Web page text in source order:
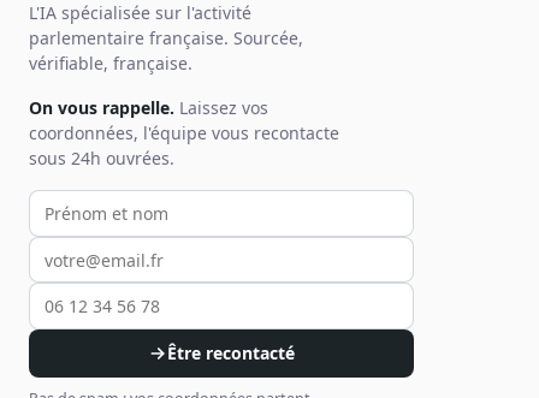
L'IA spécialisée sur l'activité
parlementaire française. Sourcée,
vérifiable, française.
On vous rappelle. Laissez vos
coordonnées, l'équipe vous recontacte
sous 24h ouvrées.
Votre prénom et nom
Votre email
Votre téléphone
Être recontacté